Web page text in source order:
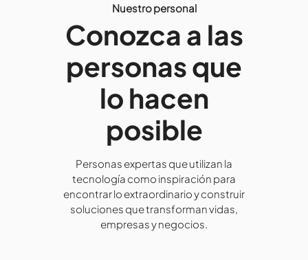
Nuestro personal
Conozca a las
personas que
lo hacen
posible
Personas expertas que utilizan la
tecnología como inspiración para
encontrar lo extraordinario y construir
soluciones que transforman vidas,
empresas y negocios.